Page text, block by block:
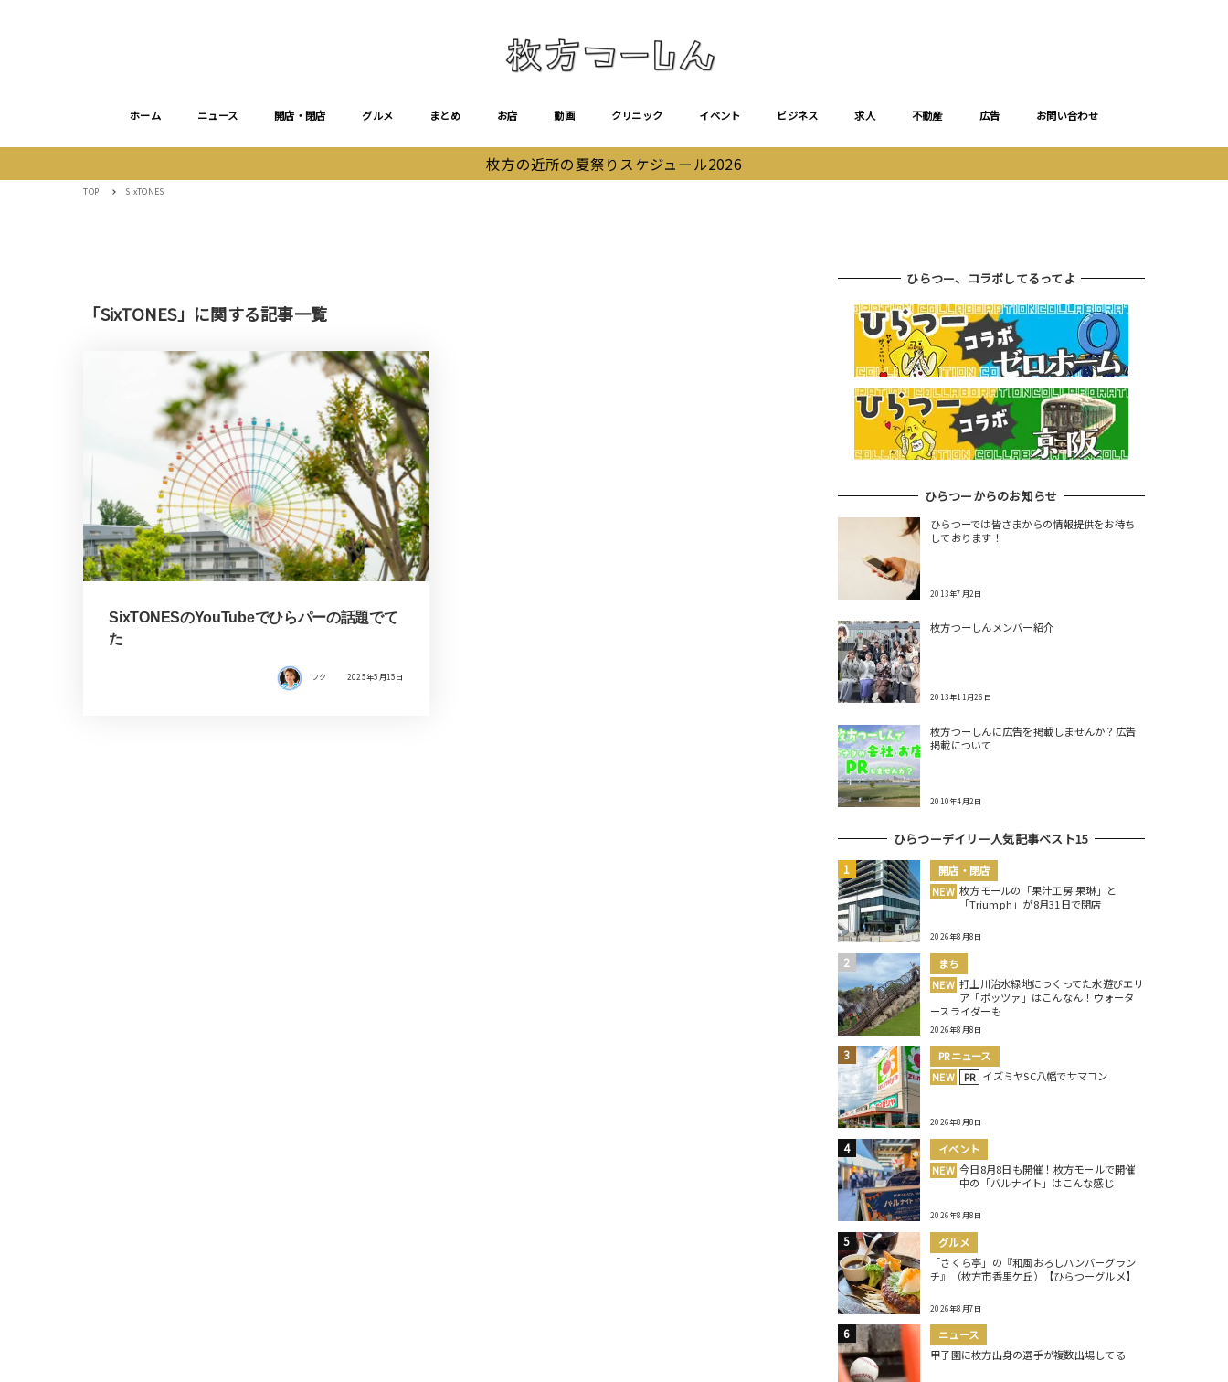
ホーム ニュース 開店・閉店 グルメ まとめ お店 動画 クリニック イベント ビジネス 求人 不動産 広告 お問い合わせ
枚方の近所の夏祭りスケジュール2026
TOP SixTONES
「SixTONES」に関する記事一覧
SixTONESのYouTubeでひらパーの話題でて
た
フク 2025年5月15日
ひらつー、コラボしてるってよ
ひらつーからのお知らせ
ひらつーでは皆さまからの情報提供をお待ち
しております！
2013年7月2日
枚方つーしんメンバー紹介
2013年11月26日
枚方つーしんに広告を掲載しませんか？広告
掲載について
2010年4月2日
ひらつーデイリー人気記事ベスト15
開店・閉店
NEW 枚方モールの「果汁工房 果琳」と
「Triumph」が8月31日で閉店
2026年8月8日
まち
NEW 打上川治水緑地につくってた水遊びエリ
ア「ポッツァ」はこんなん！ウォータ
ースライダーも
2026年8月8日
PRニュース
NEW
PR イズミヤSC八幡でサマコン
2026年8月8日
イベント
NEW 今日8月8日も開催！枚方モールで開催
中の「バルナイト」はこんな感じ
2026年8月8日
グルメ
「さくら亭」の『和風おろしハンバーグラン
チ』（枚方市香里ケ丘）【ひらつーグルメ】
2026年8月7日
ニュース
甲子園に枚方出身の選手が複数出場してる